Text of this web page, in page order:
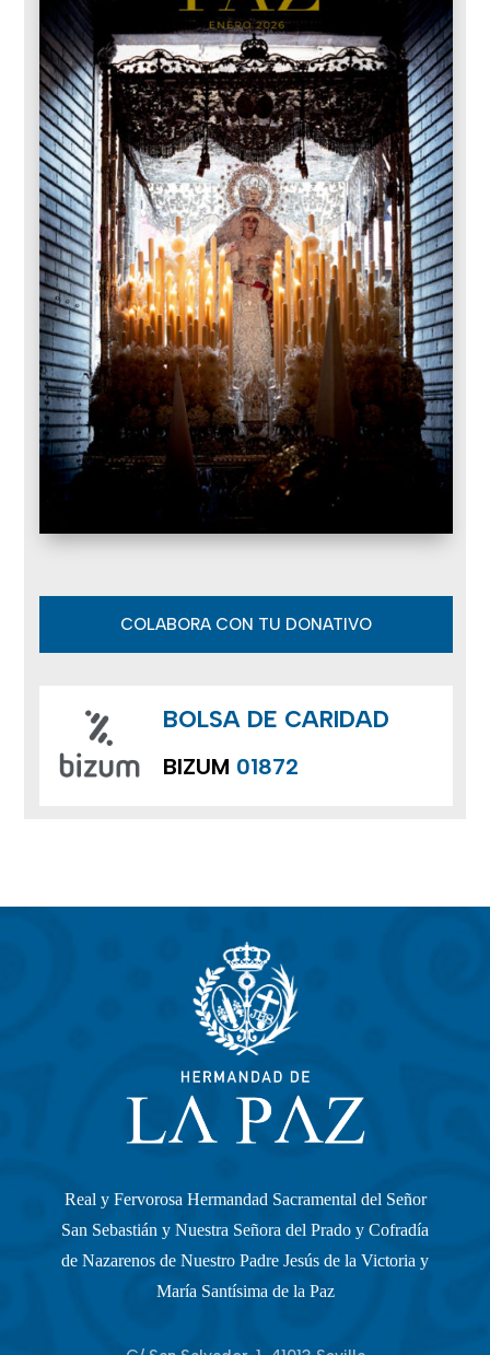
COLABORA CON TU DONATIVO
BOLSA DE CARIDAD
BIZUM 01872
Real y Fervorosa Hermandad Sacramental del Señor
San Sebastián y Nuestra Señora del Prado y Cofradía
de Nazarenos de Nuestro Padre Jesús de la Victoria y
María Santísima de la Paz